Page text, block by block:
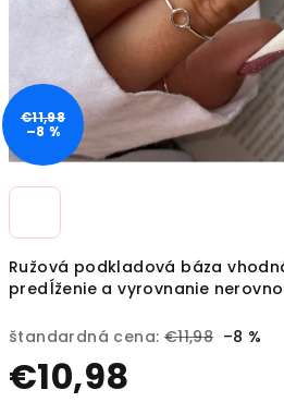
Ružová podkladová báza
predĺženie a vyrovnanie
štandardná cena: €11,98 –8 %
€10,98
€11,98
–8 %